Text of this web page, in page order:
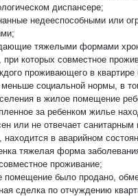
диспансере;
недееспособными или
тяжелыми формами
при которых совместное
проживающего в квартире
меньше социальной нормы, в
в жилое помещение
за ребенком жилье
или не отвечает санитарным
находится в аварийном
тяжелая форма
проживание;
помещение было продано,
сделка по отчуждению